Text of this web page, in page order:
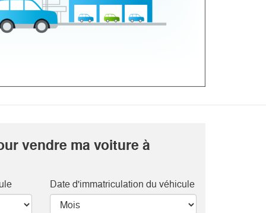
vendre ma voiture à
Date d'immatriculation du véhicule